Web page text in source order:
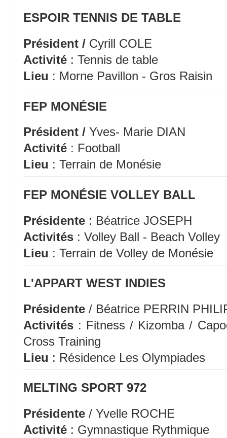
ESPOIR TENNIS DE TABLE
Président / Cyrill COLE
Activité: Tennis de table
Lieu : Morne Pavillon - Gros Raisin
FEP MONÉSIE
Président /Yves- Marie DIAN
Activité: Football
Lieu : Terrain de Monésie
FEP MONÉSIE VOLLEY BALL
Présidente: Béatrice JOSEPH
Activités: Volley Ball - Beach Volley
Lieu : Terrain de Volley de Monésie
L'APPART WEST INDIES
Présidente / Béatrice PERRIN
Activités : Fitness / Kizomba /
Cross Training
Lieu : Résidence Les Olympiades
MELTING SPORT 972
Présidente/ Yvelle ROCHE
Activité: Gymnastique Rythmique